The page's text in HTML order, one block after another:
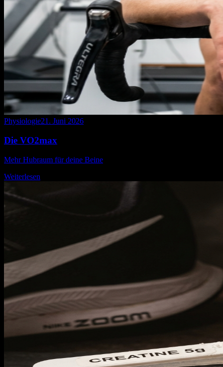
Physiologie21. Juni 2026
Die VO2max
Mehr Hubraum für deine Beine
Weiterlesen